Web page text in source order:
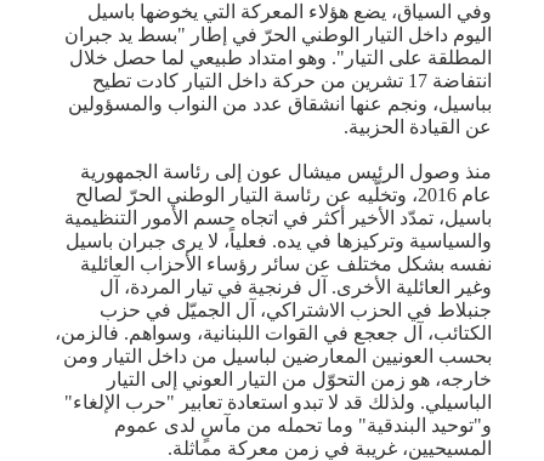
وفي السياق، يضع هؤلاء المعركة التي يخوضها باسيل
اليوم داخل التيار الوطني الحرّ في إطار "بسط يد جبران
المطلقة على التيار". وهو امتداد طبيعي لما حصل خلال
انتفاضة 17 تشرين من حركة داخل التيار كادت تطيح
بباسيل، ونجم عنها انشقاق عدد من النواب والمسؤولين
عن القيادة الحزبية.
منذ وصول الرئيس ميشال عون إلى رئاسة الجمهورية
عام 2016، وتخلّيه عن رئاسة التيار الوطني الحرّ لصالح
باسيل، تمدّد الأخير أكثر في اتجاه حسم الأمور التنظيمية
والسياسية وتركيزها في يده. فعلياً، لا يرى جبران باسيل
نفسه بشكل مختلف عن سائر رؤساء الأحزاب العائلية
وغير العائلية الأخرى. آل فرنجية في تيار المردة، آل
جنبلاط في الحزب الاشتراكي، آل الجميّل في حزب
الكتائب، آل جعجع في القوات اللبنانية، وسواهم. فالزمن،
بحسب العونيين المعارضين لباسيل من داخل التيار ومن
خارجه، هو زمن التحوّل من التيار العوني إلى التيار
الباسيلي. ولذلك قد لا تبدو استعادة تعابير "حرب الإلغاء"
و"توحيد البندقية" وما تحمله من مآسٍ لدى عموم
المسيحيين، غريبة في زمن معركة مماثلة.